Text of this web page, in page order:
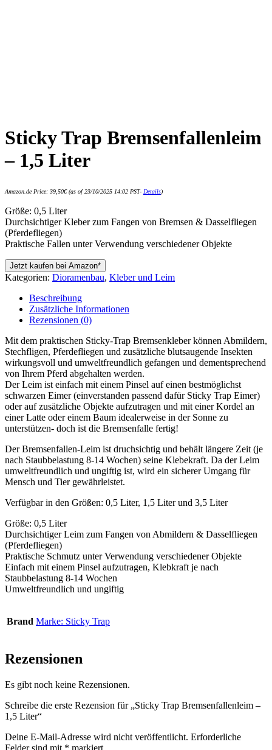
Sticky Trap Bremsenfallenleim
– 1,5 Liter
Amazon.de Price: 39,50€(as of 23/10/2025 14:02 PST- Details)
Größe: 0,5 Liter
Durchsichtiger Kleber zum Fangen von Bremsen & Dasselfliegen
(Pferdefliegen)
Praktische Fallen unter Verwendung verschiedener Objekte
Jetzt kaufen bei Amazon*
Kategorien: Dioramenbau, Kleber und Leim
Beschreibung
Zusätzliche Informationen
Rezensionen (0)
Mit dem praktischen Sticky-Trap Bremsenkleber können Abmildern,
Stechfligen, Pferdefliegen und zusätzliche blutsaugende Insekten
wirkungsvoll und umweltfreundlich gefangen und dementsprechend
von Ihrem Pferd abgehalten werden.
Der Leim ist einfach mit einem Pinsel auf einen bestmöglichst
schwarzen Eimer (einverstanden passend dafür Sticky Trap Eimer)
oder auf zusätzliche Objekte aufzutragen und mit einer Kordel an
einer Latte oder einem Baum idealerweise in der Sonne zu
unterstützen- doch ist die Bremsenfalle fertig!
Der Bremsenfallen-Leim ist druchsichtig und behält längere Zeit (je
nach Staubbelastung 8-14 Wochen) seine Klebekraft. Da der Leim
umweltfreundlich und ungiftig ist, wird ein sicherer Umgang für
Mensch und Tier gewährleistet.
Verfügbar in den Größen: 0,5 Liter, 1,5 Liter und 3,5 Liter
Größe: 0,5 Liter
Durchsichtiger Leim zum Fangen von Abmildern & Dasselfliegen
(Pferdefliegen)
Praktische Schmutz unter Verwendung verschiedener Objekte
Einfach mit einem Pinsel aufzutragen, Klebkraft je nach
Staubbelastung 8-14 Wochen
Umweltfreundlich und ungiftig
Brand Marke: Sticky Trap
Rezensionen
Es gibt noch keine Rezensionen.
Schreibe die erste Rezension für „Sticky Trap Bremsenfallenleim –
1,5 Liter“
Deine E-Mail-Adresse wird nicht veröffentlicht. Erforderliche
Felder sind mit * markiert